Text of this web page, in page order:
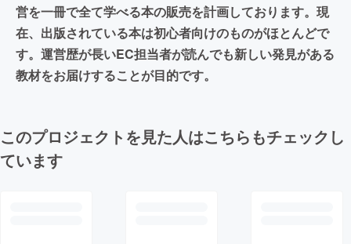
営を一冊で全て学べる本の販売を計画しております。現
在、出版されている本は初心者向けのものがほとんどで
す。運営歴が長いEC担当者が読んでも新しい発見がある
教材をお届けすることが目的です。
このプロジェクトを見た人はこちらもチェックし
ています